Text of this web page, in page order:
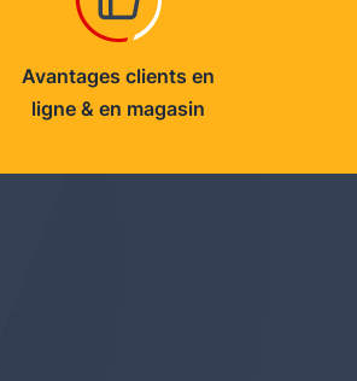
Avantages clients en
ligne & en magasin